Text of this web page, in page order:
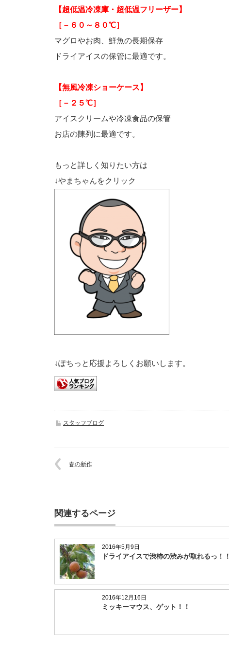
【超低温冷凍庫・超低温フリーザー】
［－６０～８０℃］
マグロやお肉、鮮魚の長期保存
ドライアイスの保管に最適です。
【無風冷凍ショーケース】
［－２５℃］
アイスクリームや冷凍食品の保管
お店の陳列に最適です。
もっと詳しく知りたい方は
↓やまちゃんをクリック
↓ぽちっと応援よろしくお願いします。
スタッフブログ
春の新作
関連するページ
2016年5月9日
ドライアイスで渋柿の渋みが取れるっ！！
2016年12月16日
ミッキーマウス、ゲット！！